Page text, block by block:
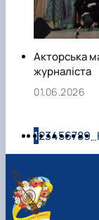
Акторська
журналіста
01.06.2026
Розбивка на
Сторінка
1Сторінка
2Сторінка
3Сторінка
4Сторінка
56789…